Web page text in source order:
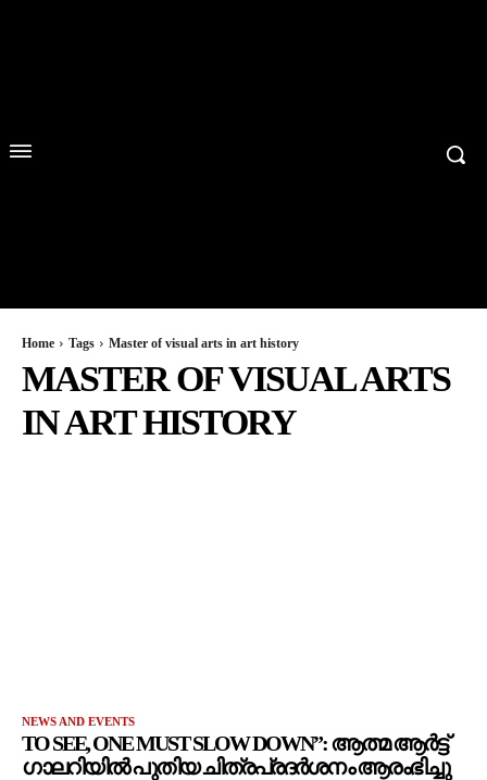
Home Tags Master of visual arts in art history
MASTER OF VISUAL ARTS
IN ART HISTORY
NEWS AND EVENTS
TO SEE, ONE MUST SLOW DOWN”: ആത്മ ആർട്ട്
ഗാലറിയിൽ പുതിയ ചിത്രപ്രദർശനം ആരംഭിച്ചു